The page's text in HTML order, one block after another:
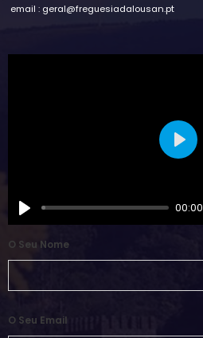
email : geral@freguesiadalousan.pt
00:00
Play
O Seu Nome
O Seu Email